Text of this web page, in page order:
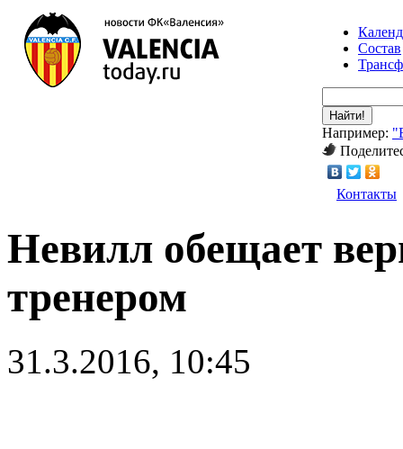
Состав
Найти!
Например:
Контакты
Невилл обещает
тренером
31.3.2016, 10:45